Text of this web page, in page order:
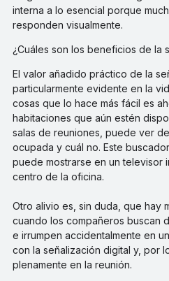
interna a lo esencial porque
responden visualmente.
¿Cuáles son los beneficios de la
El valor añadido práctico de la
particularmente evidente en la
cosas que lo hace más fácil es
habitaciones que aún estén
salas de reuniones, puede ver
ocupada y cuál no. Este
puede mostrarse en un televisor
centro de la oficina.
Otro alivio es, sin duda, que hay
cuando los compañeros buscan
e irrumpen accidentalmente en
con la señalización digital y, por
plenamente en la reunión.